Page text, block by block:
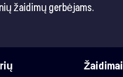
žaidimų gerbėjams.
Žaidimai